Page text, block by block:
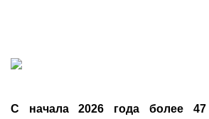
С начала 2026 года более 47